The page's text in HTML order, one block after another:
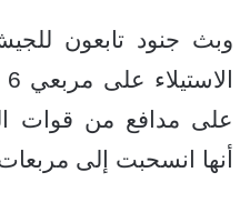
وبث جنود تابعون
على مدافع من قوات
أنها انسحبت إلى مربعات “9 و10